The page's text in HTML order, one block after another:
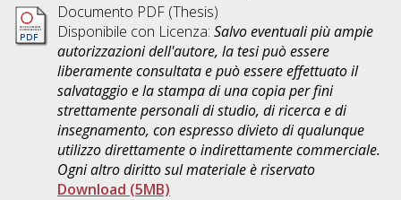
Documento PDF (Thesis)
Disponibile con Licenza: Salvo eventuali più ampie
autorizzazioni dell'autore, la tesi può essere
liberamente consultata e può essere effettuato il
salvataggio e la stampa di una copia per fini
strettamente personali di studio, di ricerca e di
insegnamento, con espresso divieto di qualunque
utilizzo direttamente o indirettamente commerciale.
Ogni altro diritto sul materiale è riservato
Download (5MB)